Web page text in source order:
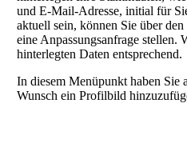
und E-Mail-Adresse, initial für
aktuell sein, können Sie über
eine Anpassungsanfrage stellen.
hinterlegten Daten entsprechend.
In diesem Menüpunkt haben
Wunsch ein Profilbild